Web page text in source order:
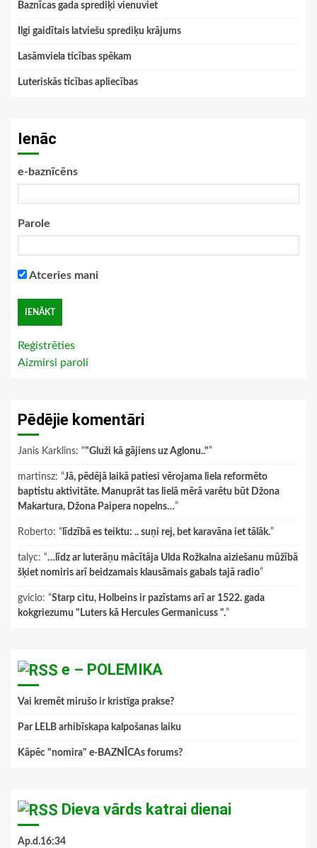
Baznīcas gada sprediķi vienuviet
Ilgi gaidītais latviešu sprediķu krājums
Lasāmviela ticības spēkam
Luteriskās ticības apliecības
Ienāc
e-baznīcēns
Parole
Atceries mani
Reģistrēties
Aizmirsi paroli
Pēdējie komentāri
Janis Karklins: “"Gluži kā gājiens uz Aglonu.."”
martinsz: “Jā, pēdējā laikā patiesi vērojama liela reformēto
baptistu aktivitāte. Manuprāt tas lielā mērā varētu būt Džona
Makartura, Džona Paipera nopelns…”
Roberto: “ līdzībā es teiktu: .. suņi rej, bet karavāna iet tālāk.”
talyc: “…līdz ar luterāņu mācītāja Ulda Rožkalna aiziešanu mūžībā
šķiet nomiris arī beidzamais klausāmais gabals tajā radio”
gviclo: “Starp citu, Holbeins ir pazīstams arī ar 1522. gada
kokgriezumu "Luters kā Hercules Germanicuss ".”
e – POLEMIKA
Vai kremēt mirušo ir kristīga prakse?
Par LELB arhibīskapa kalpošanas laiku
Kāpēc "nomira" e-BAZNĪCAs forums?
Dieva vārds katrai dienai
Ap.d.16:34